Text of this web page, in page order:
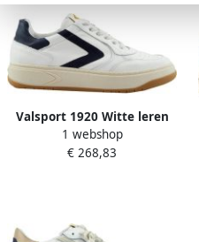
Valsport 1920 Witte leren
unisex sneakers met
ambacht
1 webshop
€ 268,83